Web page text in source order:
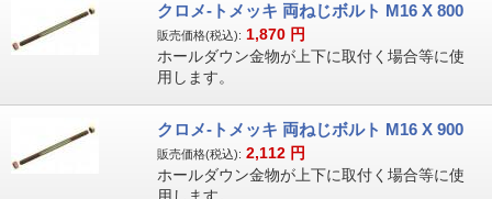
クロメ-トメッキ 両ねじボルト M16 X 800
販売価格(税込): 1,870 円
ホールダウン金物が上下に取付く場合等に使
用します。
クロメ-トメッキ 両ねじボルト M16 X 900
販売価格(税込): 2,112 円
ホールダウン金物が上下に取付く場合等に使